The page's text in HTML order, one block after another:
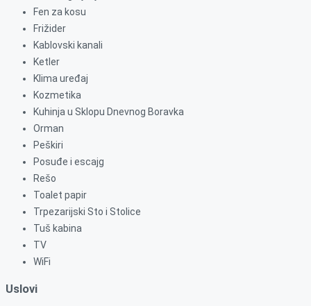
Fen za kosu
Frižider
Kablovski kanali
Ketler
Klima uređaj
Kozmetika
Kuhinja u Sklopu Dnevnog Boravka
Orman
Peškiri
Posuđe i escajg
Rešo
Toalet papir
Trpezarijski Sto i Stolice
Tuš kabina
TV
WiFi
Uslovi